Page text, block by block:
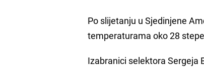
Po slijetanju u Sjedinjene
temperaturama oko 28
Izabranici selektora Sergeja